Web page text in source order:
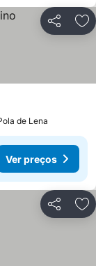
Partilhar
de Lena
Ver preços
Partilhar